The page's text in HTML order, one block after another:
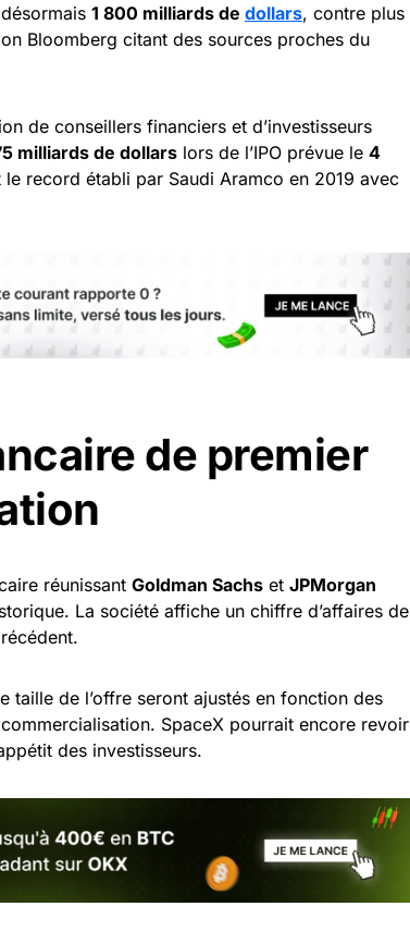
1 800 milliards de dollars, contre plus
Bloomberg citant des sources proches du
de conseillers financiers et d’investisseurs
milliards de dollars lors de l’IPO prévue le 4
record établi par Saudi Aramco en 2019 avec
de premier
réunissant Goldman Sachs et JPMorgan
La société affiche un chiffre d’affaires de
taille de l’offre seront ajustés en fonction des
SpaceX pourrait encore revoir
des investisseurs.